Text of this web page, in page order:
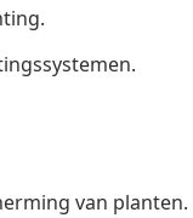
van planten.